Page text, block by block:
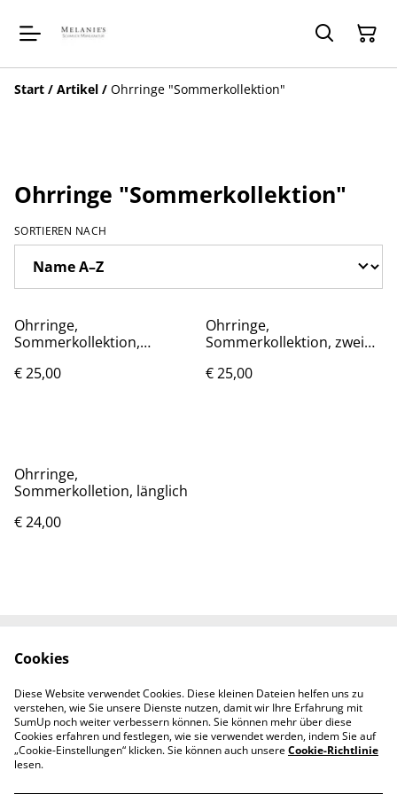
Start / Artikel / Ohrringe "Sommerkollektion"
Ohrringe "Sommerkollektion"
SORTIEREN NACH
Ohrringe,
Sommerkollektion,
€ 25,00
Ohrringe,
Sommerkollektion, zwei
€ 25,00
Ohrringe,
Sommerkolletion, länglich
€ 24,00
Kontaktieren Sie uns
Datenschutzbestimm
ungen von SumUp
Cookie-Richtlinie
Cookies
Diese Website verwendet Cookies. Diese kleinen Dateien helfen uns zu
verstehen, wie Sie unsere Dienste nutzen, damit wir Ihre Erfahrung mit
SumUp noch weiter verbessern können. Sie können mehr über diese
Cookies erfahren und festlegen, wie sie verwendet werden, indem Sie auf
„Cookie-Einstellungen“ klicken. Sie können auch unsereCookie-Richtlinie
lesen.